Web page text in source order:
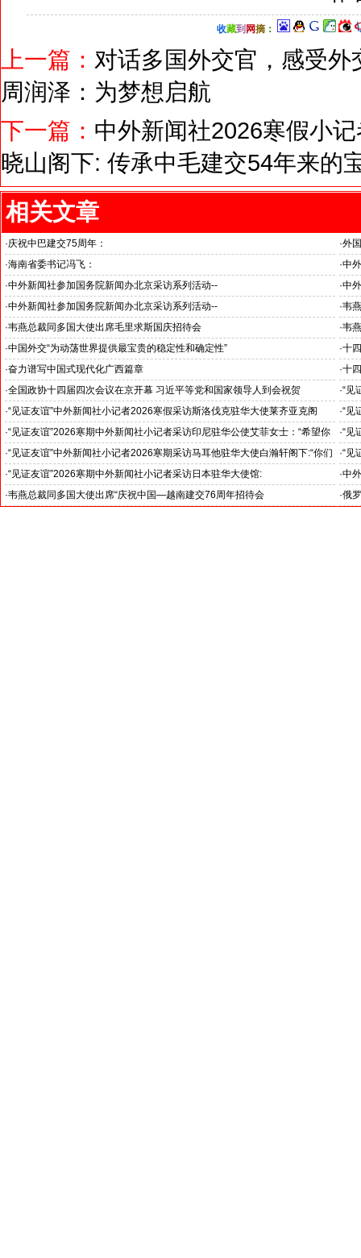
收藏到 网摘：
上一篇： 对话多国外交官，感受
周润泽：为梦想启航
下一篇： 中外新闻社2026寒假小
晓山阁下: 传承中毛建交54年来的
相关文章
·庆祝中巴建交75周年：
韦燕总裁同多国大使出席巴基斯坦驻华大使馆举办“芒果节”
·外
·海南省委书记冯飞：
海南自贸港封关半年开启中国对外开放新篇章
·中
“科
·中外新闻社参加国务院新闻办北京采访系列活动--
见证科技创新和产业创新高质量发展
·中
小
·中外新闻社参加国务院新闻办北京采访系列活动--
北京人形机器人创新中心打造具有全球影响力的应用示范高地
·韦
·韦燕总裁同多国大使出席毛里求斯国庆招待会 ·韦
·中国外交“为动荡世界提供最宝贵的稳定性和确定性”
王毅外长记者会勾勒出中国与世界互动新方位
·十
锚
·奋力谱写中国式现代化广西篇章
--中外新闻社2026全国两会报道之三
·十
--中
·全国政协十四届四次会议在京开幕 习近平等党和国家领导人到会祝贺
--中外新闻社2026全国两会报道之一
·“见
斯
官)”
·“见证友谊”中外新闻社小记者2026寒假采访斯洛伐克驻华大使莱齐亚克阁
下：“希望斯中两国青少年成为推动中斯关系开启新篇章”
·“见
十
·“见证友谊”2026寒期中外新闻社小记者采访印尼驻华公使艾菲女士：“希望你
们将来成为印尼和中国文化交流的使者”
·“见
奥
·“见证友谊”中外新闻社小记者2026寒期采访马耳他驻华大使白瀚轩阁下:“你们
就是中国未来的新闻发言人”
·“见
罗斯
·“见证友谊”2026寒期中外新闻社小记者采访日本驻华大使馆:
日本驻华大使金杉宪治阁下: 希望两国青少年加强交流，成为日中友好的桥梁!
·中
交
·韦燕总裁同多国大使出席“庆祝中国—越南建交76周年招待会 ·俄